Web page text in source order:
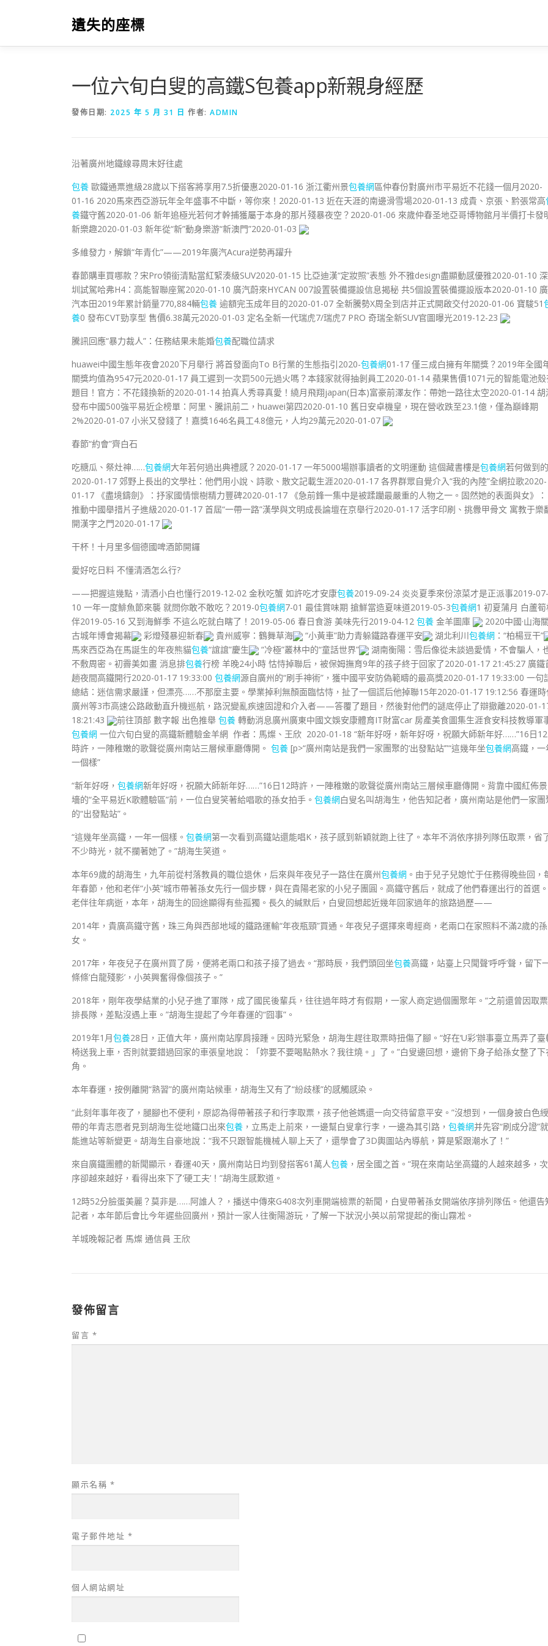
要
遺失的座標
一位六旬白叟的高鐵S包養app新親身經歷
發佈日期: 2025 年 5 月 31 日 作者: ADMIN
沿著廣州地鐵線尋周末好往處
包養 歐鐵通票進級28歲以下搭客將享用7.5折優惠2020-01-16 浙江衢州景包養網區仲春份對廣州市平易近不花錢一個月2020-
01-16 2020馬來西亞游玩年全年盛事不中斷，等你來！2020-01-13 近在天涯的南邊滑雪場2020-01-13 成貴、京張、黔張常高
養鐵守舊2020-01-06 新年追極光若何才幹捕獲屬于本身的那片殘暴夜空？2020-01-06 來歲仲春圣地亞哥博物館月半價打卡發
新樂趣2020-01-03 新年從“新”動身樂游“新澳門”2020-01-03
多維發力，解鎖“年青化”​——2019年廣汽Acura逆勢再躍升
春節購車買哪款？宋Pro領銜清點當紅緊湊級SUV2020-01-15 比亞迪漢“定妝照”表態 外不雅design盡顯動感優雅2020-01-10 深
圳試駕哈弗H4：高能智聯座駕2020-01-10 廣汽蔚來HYCAN 007設置裝備擺設信息揭秘 共5個設置裝備擺設版本2020-01-10 廣
汽本田2019年累計銷量770,884輛包養 逾額完玉成年目的2020-01-07 全新騰勢X周全到店并正式開啟交付2020-01-06 寶駿51
養0 發布CVT勁享型 售價6.38萬元2020-01-03 ​定名全新一代瑞虎7/瑞虎7 PRO 奇瑞全新SUV官圖曝光2019-12-23
騰訊回應“暴力裁人”：任務結果未能婚包養配職位請求
huawei中國生態年夜會2020下月舉行 將首發面向To B行業的生態指引2020-包養網01-17 僅三成白擁有年關獎？2019年全國
關獎均值為9547元2020-01-17 員工遲到一次罰500元過火嗎？本錢家就得抽剝員工2020-01-14 蘋果售價1071元的智能電池殼
題目！官方：不花錢換新的2020-01-14 拍真人秀尋真愛！繞月飛翔japan(日本)富豪前澤友作：帶她一路往太空2020-01-14 胡
發布中國500強平易近企榜單：阿里、騰訊前二，huawei第四2020-01-10 舊日安卓機皇，現在營收跌至23.1億，僅為巔峰期
2%2020-01-07 小米又發錢了！嘉獎1646名員工4.8億元，人均29萬元2020-01-07
春節“約會”齊白石
吃糖瓜、祭灶神……包養網大年若何過出典禮感？2020-01-17 一年5000場辦事讀者的文明運動 這個藏書樓是包養網若何做到的
2020-01-17 郊野上長出的文學社：他們用小說、詩歌、散文記載生涯2020-01-17 各界群眾自覺介入“我的內陸”全網拉歌2020-
01-17 《盡境鑄劍》：抒家國情懷樹精力豐碑2020-01-17 《急前鋒一集中是被蹂躪最嚴重的人物之一。固然她的表面與女》：
推動中國舉措片子進級2020-01-17 首屆“一帶一路”漢學與文明成長論壇在京舉行2020-01-17 活字印刷、挑釁甲骨文 寓教于樂
開漢字之門2020-01-17
干杯！十月里多個德國啤酒節開鑼
愛好吃日料 不懂清酒怎么行?
——把握這幾點，清酒小白也懂行2019-12-02 金秋吃蟹 如許吃才安康包養2019-09-24 炎炎夏季來份涼菜才是正派事2019-07-
10 一年一度鯡魚節來襲 就問你敢不敢吃？2019-0包養網7-01 最佳賞味期 搶鮮當造夏味道2019-05-3包養網1 初夏蒲月 白蘆筍
伴2019-05-16 又到海鮮季 不這么吃就白瞎了！2019-05-06 春日食游 美味先行2019-04-12 包養 金羊圖庫
2020中國·山海關
古城年博會揭幕
彩燈殘暴迎新春 貴州威寧：鶴舞草海 “小黃車”助力青躲鐵路春運平安 湖北利川包養網 ：“柏楊豆干”
馬來西亞為在馬誕生的年夜熊貓包養“誼誼”慶生 “冷極”叢林中的“童話世界”
湖南衡陽：雪后像從未談過愛情，不會騙人，
不敷周密。初霽美如畫 消息排包養行榜 羊晚24小時 怙恃掉聯后，被保姆撫育9年的孩子終于回家了2020-01-17 21:45:27 廣鐵
趟夜間高鐵開行2020-01-17 19:33:00 包養網源自廣州的“刷手神術”，獲中國平安防偽範疇的最高獎2020-01-17 19:33:00 一句
總結：迷信需求嚴謹，但漂亮……不那麼主要。學業掉利無顏面臨怙恃，扯了一個謊后他掉聯15年2020-01-17 19:12:56 春運時
廣州等3市高速公路啟動直升機巡航，路況變亂疾速固證和介入者——答覆了題目，然後對他們的謎底停止了辯撤離2020-01-
18:21:43
前往頂部 數字報 出色推舉 包養 轉動消息廣州廣東中國文娛安康體育IT財富car 房產美食圖集生涯食安科技教導軍
包養網 一位六旬白叟的高鐵新體驗金羊網 作者：馬燦、王欣 2020-01-18 “新年好呀，新年好呀，祝願大師新年好……”16日12
時許，一陣稚嫩的歌聲從廣州南站三層候車廳傳開。 包養 [p>“廣州南站是我們一家團聚的‘出發點站’”“這幾年坐包養網高鐵，一
一個樣”
“新年好呀， 包養網新年好呀，祝願大師新年好……”16日12時許，一陣稚嫩的歌聲從廣州南站三層候車廳傳開。背靠中國紅佈景
墻的“全平易近K歌體驗區”前，一位白叟笑著給唱歌的孫女拍手。 包養網白叟名叫胡海生，他告知記者，廣州南站是他們一家團
的“出發點站”。
“這幾年坐高鐵，一年一個樣。 包養網第一次看到高鐵站還能唱K，孩子感到新穎就跑上往了。本年不消依序排列隊伍取票，省
不少時光，就不攔著她了。”胡海生笑道。
本年69歲的胡海生，九年前從村落教員的職位退休，后來與年夜兒子一路住在廣州包養網 。由于兒子兒媳忙于任務得晚些回，
年春節，他和老伴“小英”城市帶著孫女先行一個步驟，與在貴陽老家的小兒子團圓。高鐵守舊后，就成了他們春運出行的首選。
老伴往年病逝，本年，胡海生的回途顯得有些孤獨。長久的緘默后，白叟回想起近幾年回家過年的旅路過歷——
2014年，貴廣高鐵守舊，珠三角與西部地域的鐵路運輸“年夜瓶頸”買通。年夜兒子選擇來粵經商，老兩口在家照料不滿2歲的孫
女。
2017年，年夜兒子在廣州買了房，便將老兩口和孩子接了過去。“那時辰，我們頭回坐包養高鐵，站臺上只聞聲‘呼呼’聲，留下
條條‘白龍殘影’，小英興奮得像個孩子。”
2018年，剛年夜學結業的小兒子進了軍隊，成了國民後輩兵，往往過年時才有假期，一家人商定過個團聚年。“之前還曾因取票
排長隊，差點沒遇上車。”胡海生提起了今年春運的“囧事”。
2019年1月包養28日，正值大年，廣州南站摩肩接踵。因時光緊急，胡海生趕往取票時扭傷了腳。“好在‘U彩’辦事臺立馬弄了臺
椅送我上車，否則就要錯過回家的車張皇地說：「妳要不要喝點熱水？我往燒。」了。”白叟邊回想，邊俯下身子給孫女整了下
角。
本年春運，按例離開“熟習”的廣州南站候車，胡海生又有了“紛歧樣”的感觸感染。
“此刻年事年夜了，腿腳也不便利，原認為得帶著孩子和行李取票，孩子他爸媽還一向交待留意平安。”沒想到，一個身披白色綬
帶的年青志愿者見到胡海生從地鐵口出來包養 ，立馬走上前來，一邊幫白叟拿行李，一邊為其引路， 包養網并先容“刷成分證”就
能進站等新變更。胡海生自豪地說：“我不只跟智能機械人聊上天了，還學會了3D輿圖站內導航，算是緊跟潮水了！”
來自廣鐵團體的新聞顯示，春運40天，廣州南站日均到發搭客61萬人包養 ，居全國之首。“現在來南站坐高鐵的人越來越多，次
序卻越來越好，看得出來下了‘硬工夫’！”胡海生感歎道。
12時52分臉蛋美麗？莫非是……阿誰人？，播送中傳來G408次列車開端檢票的新聞，白叟帶著孫女開端依序排列隊伍。他還告
記者，本年節后會比今年遲些回廣州，預計一家人往衡陽游玩，了解一下狀況小英以前常提起的衡山霧凇。
羊城晚報記者 馬燦 通信員 王欣
發佈留言
留言 *
顯示名稱 *
電子郵件地址 *
個人網站網址